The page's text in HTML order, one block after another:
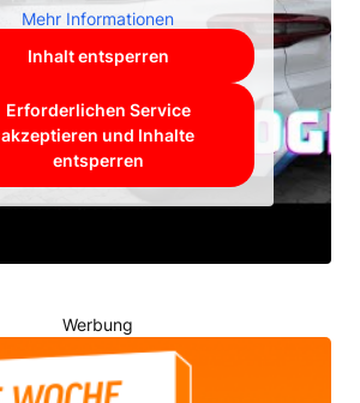
Mehr Informationen
Inhalt entsperren
Erforderlichen Service
akzeptieren und Inhalte
entsperren
Werbung